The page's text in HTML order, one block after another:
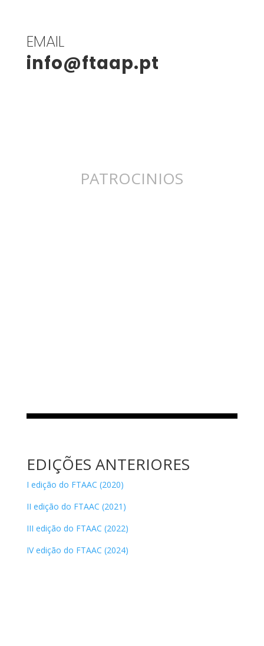
EMAIL
info@ftaap.pt
PATROCINIOS
EDIÇÕES ANTERIORES
I edição do FTAAC (2020)
II edição do FTAAC (2021)
III edição do FTAAC (2022)
IV edição do FTAAC (2024)